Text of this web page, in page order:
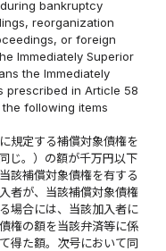
bankruptcy
reorganization
or foreign
Immediately Superior
the Immediately
prescribed in Article 58
following items
規定する補償対象債権を
じ。）の額が千万円以下
該補償対象債権を有する
者が、当該補償対象債権
場合には、当該加入者に
権の額を当該弁済等に係
得た額。次号において同